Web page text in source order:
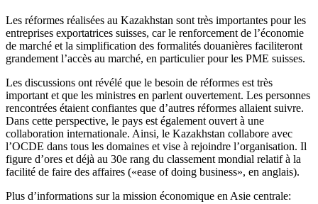
Les réformes réalisées au Kazakhstan sont très importantes pour les
entreprises exportatrices suisses, car le renforcement de l’économie
de marché et la simplification des formalités douanières faciliteront
grandement l’accès au marché, en particulier pour les PME suisses.
Les discussions ont révélé que le besoin de réformes est très
important et que les ministres en parlent ouvertement. Les personnes
rencontrées étaient confiantes que d’autres réformes allaient suivre.
Dans cette perspective, le pays est également ouvert à une
collaboration internationale. Ainsi, le Kazakhstan collabore avec
l’OCDE dans tous les domaines et vise à rejoindre l’organisation. Il
figure d’ores et déjà au 30e rang du classement mondial relatif à la
facilité de faire des affaires («ease of doing business», en anglais).
Plus d’informations sur la mission économique en Asie centrale: